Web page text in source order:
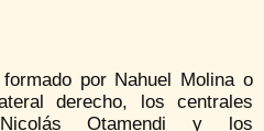
por Nahuel Molina o
derecho, los centrales
Otamendi y los